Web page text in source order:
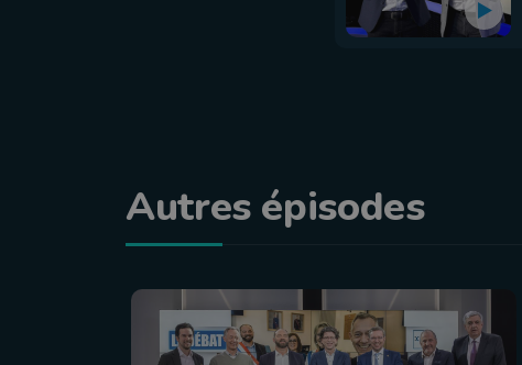
Autres épisodes